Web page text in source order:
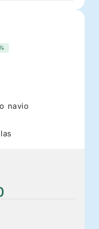
navio